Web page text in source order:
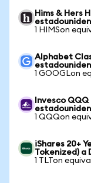
Hims & Hers
1 HIMSon
Alphabet
1 GOOGLon
Invesco
1 QQQon
iShares 20+
Tokenized) a
1 TLTon